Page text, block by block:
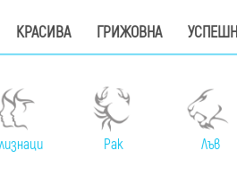
КРАСИВА ГРИЖОВНА
Рак Лъв